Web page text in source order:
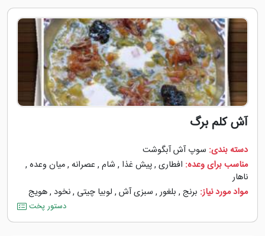
آش کلم برگ
دسته بندی: سوپ آش آبگوشت
مناسب برای وعده: افطاری ,پیش غذا , شام , عصرانه ,میان وعده ,
ناهار
مواد مورد نیاز: برنج , بلغور, سبزی آش , لوبیا چیتی ,نخود ,هویج
دستور پخت